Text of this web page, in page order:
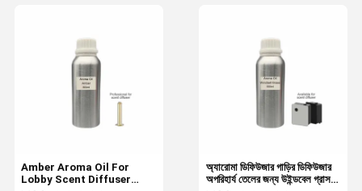
অ্যারোমা ডিফিউজার গাড়ির ডিফিউজার
অপরিহার্য তেলের জন্য উইন্ডবেল গ্রাস
Amber Aroma Oil For
Lobby Scent Diffuser